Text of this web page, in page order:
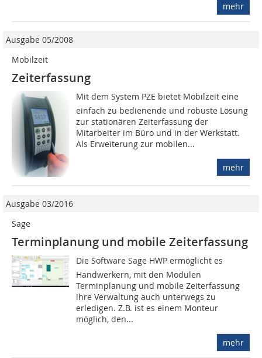
mehr
Ausgabe 05/2008
Mobilzeit
Zeiterfassung
Mit dem System PZE bietet Mobilzeit eine
einfach zu bedienende und robuste Lösung
zur stationären Zeiterfassung der
Mitarbeiter im Büro und in der Werkstatt.
Als Erweiterung zur mobilen...
mehr
Ausgabe 03/2016
Sage
Terminplanung und mobile Zeiterfassung
Die Software Sage HWP ermöglicht es
Handwerkern, mit den Modulen
Terminplanung und mobile Zeit­erfassung
ihre Verwaltung auch unterwegs zu
erledigen. Z.B. ist es einem Monteur
möglich, den...
mehr